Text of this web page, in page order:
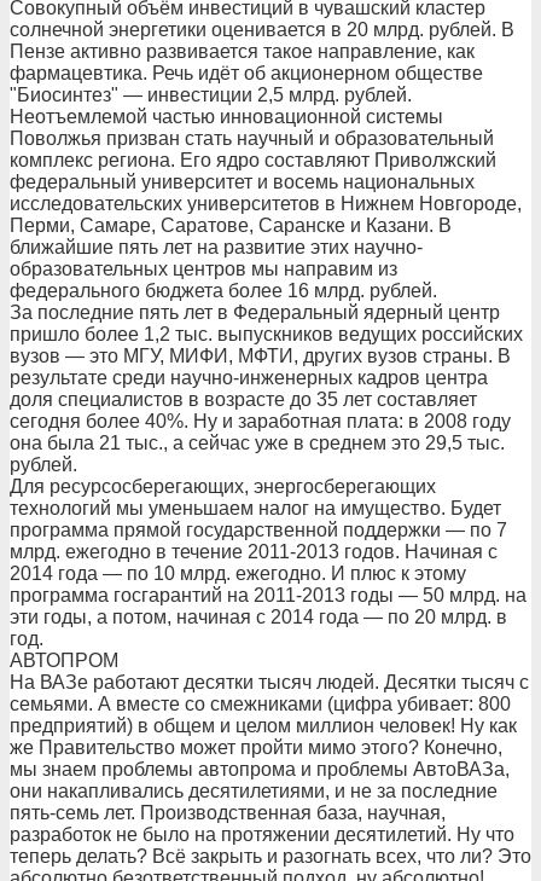
Совокупный объём инвестиций в чувашский кластер
солнечной энергетики оценивается в 20 млрд. рублей. В
Пензе активно развивается такое направление, как
фармацевтика. Речь идёт об акционерном обществе
"Биосинтез" — инвестиции 2,5 млрд. рублей.
Неотъемлемой частью инновационной системы
Поволжья призван стать научный и образовательный
комплекс региона. Его ядро составляют Приволжский
федеральный университет и восемь национальных
исследовательских университетов в Нижнем Новгороде,
Перми, Самаре, Саратове, Саранске и Казани. В
ближайшие пять лет на развитие этих научно-
образовательных центров мы направим из
федерального бюджета более 16 млрд. рублей.
За последние пять лет в Федеральный ядерный центр
пришло более 1,2 тыс. выпускников ведущих российских
вузов — это МГУ, МИФИ, МФТИ, других вузов страны. В
результате среди научно-инженерных кадров центра
доля специалистов в возрасте до 35 лет составляет
сегодня более 40%. Ну и заработная плата: в 2008 году
она была 21 тыс., а сейчас уже в среднем это 29,5 тыс.
рублей.
Для ресурсосберегающих, энергосберегающих
технологий мы уменьшаем налог на имущество. Будет
программа прямой государственной поддержки — по 7
млрд. ежегодно в течение 2011-2013 годов. Начиная с
2014 года — по 10 млрд. ежегодно. И плюс к этому
программа госгарантий на 2011-2013 годы — 50 млрд. на
эти годы, а потом, начиная с 2014 года — по 20 млрд. в
год.
АВТОПРОМ
На ВАЗе работают десятки тысяч людей. Десятки тысяч с
семьями. А вместе со смежниками (цифра убивает: 800
предприятий) в общем и целом миллион человек! Ну как
же Правительство может пройти мимо этого? Конечно,
мы знаем проблемы автопрома и проблемы АвтоВАЗа,
они накапливались десятилетиями, и не за последние
пять-семь лет. Производственная база, научная,
разработок не было на протяжении десятилетий. Ну что
теперь делать? Всё закрыть и разогнать всех, что ли? Это